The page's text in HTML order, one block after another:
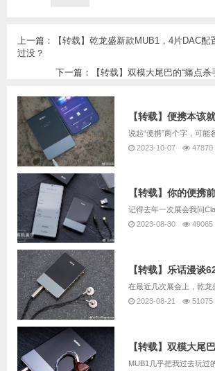
上一篇：
【转载】乾龙盛新款MUB1，4片DAC
过没？
下一篇：
【转载】双模大尾巴的“痛点
2023-10-07
47870
2023-08-30
49065
2023-08-21
51075